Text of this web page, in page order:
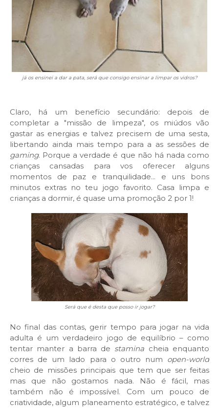
já os ensinei a dar a pata, será que consigo ensinar a limpar os vidros?
Claro, há um benefício secundário: depois de
completar a "missão de limpeza", os miúdos vão
gastar as energias e talvez precisem de uma sesta,
libertando ainda mais tempo para a as sessões de
gaming. Porque a verdade é que não há nada como
crianças cansadas para vos oferecer alguns
momentos de paz e tranquilidade... e uns bons
minutos extras no teu jogo favorito. Casa limpa e
crianças a dormir, é quase uma promoção 2 por 1!
Será que é desta que posso ir jogar?
No final das contas, gerir tempo para jogar na vida
adulta é um verdadeiro jogo de equilíbrio – como
tentar manter a barra de stamina cheia enquanto
corres de um lado para o outro num open-world
cheio de missões principais que tem que ser feitas
mas que não gostamos nada. Não é fácil, mas
também não é impossível. Com um pouco de
criatividade, algum planeamento estratégico, e talvez